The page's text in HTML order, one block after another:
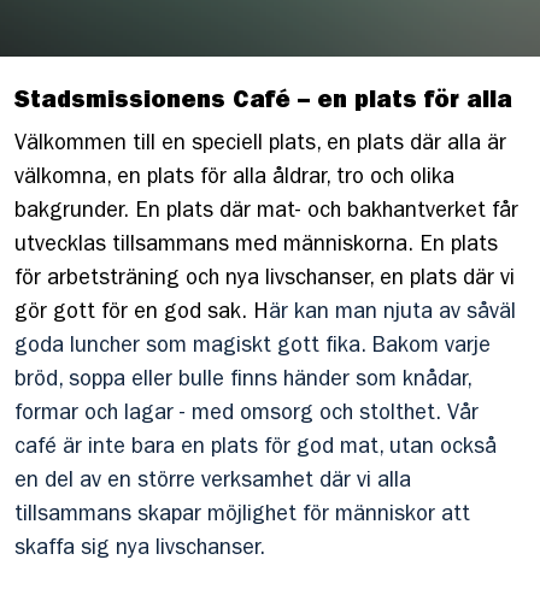
Stadsmissionens Café – en plats för alla
Välkommen till en speciell plats, en plats där alla är
välkomna, en plats för alla åldrar, tro och olika
bakgrunder. En plats där mat- och bakhantverket får
utvecklas tillsammans med människorna. En plats
för arbetsträning och nya livschanser, en plats där vi
gör gott för en god sak. Här kan man njuta av såväl
goda luncher som magiskt gott fika. Bakom varje
bröd, soppa eller bulle finns händer som knådar,
formar och lagar - med omsorg och stolthet. Vår
café är inte bara en plats för god mat, utan också
en del av en större verksamhet där vi alla
tillsammans skapar möjlighet för människor att
skaffa sig nya livschanser.